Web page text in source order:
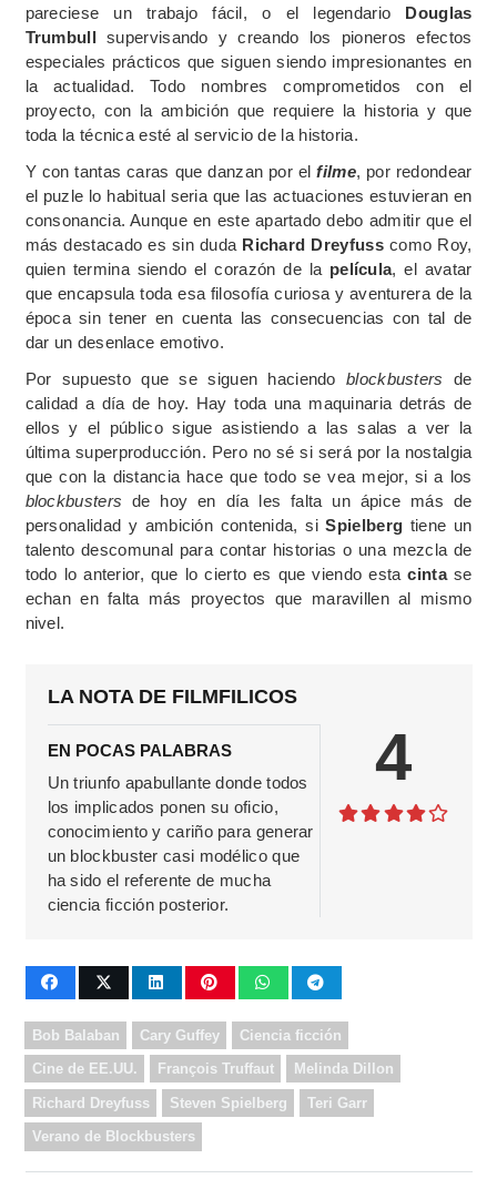
pareciese un trabajo fácil, o el legendario Douglas
Trumbull supervisando y creando los pioneros efectos
especiales prácticos que siguen siendo impresionantes en
la actualidad. Todo nombres comprometidos con el
proyecto, con la ambición que requiere la historia y que
toda la técnica esté al servicio de la historia.
Y con tantas caras que danzan por elfilme, por redondear
el puzle lo habitual seria que las actuaciones estuvieran en
consonancia. Aunque en este apartado debo admitir que el
más destacado es sin duda Richard Dreyfusscomo Roy,
quien termina siendo el corazón de la película, el avatar
que encapsula toda esa filosofía curiosa y aventurera de la
época sin tener en cuenta las consecuencias con tal de
dar un desenlace emotivo.
Por supuesto que se siguen haciendoblockbusters de
calidad a día de hoy. Hay toda una maquinaria detrás de
ellos y el público sigue asistiendo a las salas a ver la
última superproducción. Pero no sé si será por la nostalgia
que con la distancia hace que todo se vea mejor, si a los
blockbusters de hoy en día les falta un ápice más de
personalidad y ambición contenida, siSpielberg tiene un
talento descomunal para contar historias o una mezcla de
todo lo anterior, que lo cierto es que viendo estacintase
echan en falta más proyectos que maravillen al mismo
nivel.
LA NOTA DE FILMFILICOS
EN POCAS PALABRAS
Un triunfo apabullante donde todos
los implicados ponen su oficio,
conocimiento y cariño para generar
un blockbuster casi modélico que
ha sido el referente de mucha
ciencia ficción posterior.
4
Bob Balaban Cary Guffey Ciencia ficción
Cine de EE.UU. François Truffaut Melinda Dillon
Richard Dreyfuss Steven Spielberg Teri Garr
Verano de Blockbusters